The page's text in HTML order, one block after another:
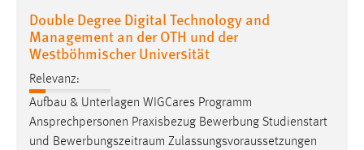
Double Degree Digital Technology and
Management an der OTH und der
Westböhmischer Universität
Relevanz:
Aufbau & Unterlagen WIGCares Programm
Ansprechpersonen Praxisbezug Bewerbung Studienstart
und Bewerbungszeitraum Zulassungsvoraussetzungen